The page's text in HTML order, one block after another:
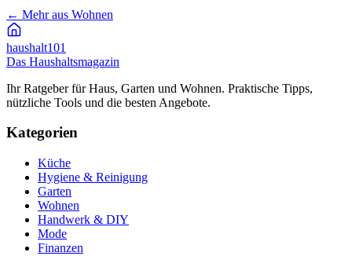
← Mehr aus Wohnen
haushalt101
Das Haushaltsmagazin
Ihr Ratgeber für Haus, Garten und Wohnen. Praktische Tipps,
nützliche Tools und die besten Angebote.
Kategorien
Küche
Hygiene & Reinigung
Garten
Wohnen
Handwerk & DIY
Mode
Finanzen